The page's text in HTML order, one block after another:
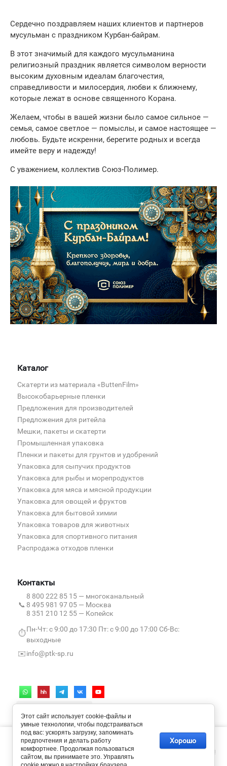
Сердечно поздравляем наших клиентов и партнеров
мусульман с праздником Курбан-байрам.
В этот значимый для каждого мусульманина
религиозный праздник является символом верности
высоким духовным идеалам благочестия,
справедливости и милосердия, любви к ближнему,
которые лежат в основе священного Корана.
Желаем, чтобы в вашей жизни было самое сильное —
семья, самое светлое — помыслы, и самое настоящее —
любовь. Будьте искренни, берегите родных и всегда
имейте веру и надежду!
С уважением, коллектив Союз-Полимер.
Каталог
Скатерти из материала «ButtenFilm»
Высокобарьерные пленки
Предложения для производителей
Предложения для ритейла
Мешки, пакеты и скатерти
Промышленная упаковка
Пленки и пакеты для грунтов и удобрений
Упаковка для сыпучих продуктов
Упаковка для рыбы и морепродуктов
Упаковка для мяса и мясной продукции
Упаковка для овощей и фруктов
Упаковка для бытовой химии
Упаковка товаров для животных
Упаковка для спортивного питания
Распродажа отходов пленки
Контакты
📞
8 800 222 85 15 — многоканальный
8 495 981 97 05 — Москва
8 351 210 12 55 — Копейск
⏱️
Пн-Чт: с 9:00 до 17:30 Пт: с 9:00 до 17:00 Сб-Вс:
выходные
✉️info@ptk-sp.ru
Пользовательское соглашение
Политика обработки персональных данных
Мы используем cookie-файлы и метаданные, чтобы сайт работал
быстрее и удобнее. Продолжая пользоваться ресурсом, вы
принимаете их использование в соответствии с нашейПолитикой
конфиденциальности
Этот сайт использует cookie-файлы и
умные технологии, чтобы подстраиваться
под вас: ускорять загрузку, запоминать
предпочтения и делать работу
комфортнее. Продолжая пользоваться
сайтом, вы принимаете это. Управлять
Хорошо